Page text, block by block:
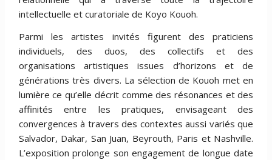
intellectuelle et curatoriale de Koyo Kouoh.
Parmi les artistes invités figurent des praticiens
individuels, des duos, des collectifs et des
organisations artistiques issues d’horizons et de
générations très divers. La sélection de Kouoh met en
lumière ce qu’elle décrit comme des résonances et des
affinités entre les pratiques, envisageant des
convergences à travers des contextes aussi variés que
Salvador, Dakar, San Juan, Beyrouth, Paris et Nashville.
L’exposition prolonge son engagement de longue date